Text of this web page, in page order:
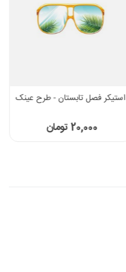
استیکر فصل تابستان - طرح عینک
20,000 تومان